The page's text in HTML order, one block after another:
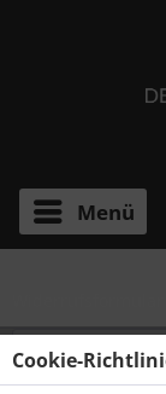
Menü
Cookie-